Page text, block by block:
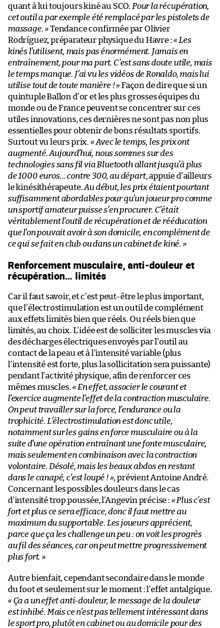
quant à lui toujours kiné au SCO. Pour la récupération,
cet outil a par exemple été remplacé par les pistolets de
massage. »Tendance confirmée par Olivier
Rodríguez, préparateur physique du Havre :« Les
kinés l’utilisent, mais pas énormément. Jamais en
entraînement, pour ma part. C’est sans doute utile, mais
le temps manque. J’ai vu les vidéos de Ronaldo, mais lui
utilise tout de toute manière ! »Façon de dire que si un
quintuple Ballon d’or et les plus grosses équipes du
monde ou de France peuvent se concentrer sur ces
utiles innovations, ces dernières ne sont pas non plus
essentielles pour obtenir de bons résultats sportifs.
Surtout vu leurs prix. « Avec le temps, les prix ont
augmenté. Aujourd’hui, nous sommes sur des
technologies sans fil via Bluetooth allant jusqu’à plus
de 1000 euros… contre 300, au départ, appuie d’ailleurs
le kinésithérapeute.Au début, les prix étaient pourtant
suffisamment abordables pour qu’un joueur pro comme
un sportif amateur puisse s’en procurer. C’était
véritablement l’outil de récupération et de rééducation
que l’on pouvait avoir à son domicile, en complément de
ce qui se fait en club ou dans un cabinet de kiné. »
Renforcement musculaire, anti-douleur et
récupération… limités
Car il faut savoir, et c’est peut-être le plus important,
que l’électrostimulation est un outil de complément
aux effets limités bien que réels. Ou réels bien que
limités, au choix. L’idée est de solliciter les muscles via
des décharges électriques envoyés par l’outil au
contact de la peau et à l’intensité variable (plus
l’intensité est forte, plus la sollicitation sera puissante)
pendant l’activité physique, afin de renforcer ces
mêmes muscles.« En effet, associer le courant et
l’exercice augmente l’effet de la contraction musculaire.
On peut travailler sur la force, l’endurance ou la
trophicité. L’électrostimulation est donc utile,
notamment sur les gains en force musculaire ou à la
suite d’une opération entraînant une fonte musculaire,
mais seulement en combinaison avec la contraction
volontaire. Désolé, mais les beaux abdos en restant
dans le canapé, c’est loupé ! », prévient Antoine André.
Concernant les possibles douleurs dans le cas
d’intensité trop poussée, l’Angevin précise : « Plus c’est
fort et plus ce sera efficace, donc il faut mettre au
maximum du supportable. Les joueurs apprécient,
parce que ça les challenge un peu : on voit les progrès
au fil des séances, car on peut mettre progressivement
plus fort. »
Autre bienfait, cependant secondaire dans le monde
du foot et seulement sur le moment : l’effet antalgique.
« Ça a un effet anti-douleur, le message de la douleur
est inhibé. Mais ce n’est pas tellement intéressant dans
le sport pro, plutôt en cabinet ou au domicile pour des